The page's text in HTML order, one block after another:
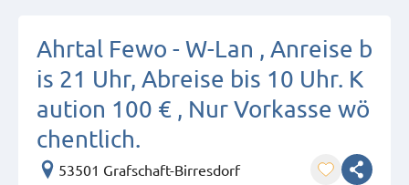
Ahrtal Fewo - W-Lan , Anreise b
is 21 Uhr, Abreise bis 10 Uhr. K
aution 100 € , Nur Vorkasse wö
chentlich.
53501 Grafschaft-Birresdorf